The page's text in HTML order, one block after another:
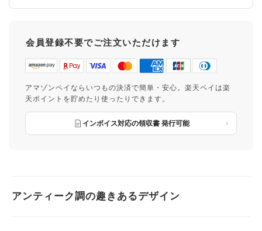
県
会員登録不要でご注文いただけます
アマゾンペイならいつもの決済で簡単・安心。楽天ペイは楽
天ポイントを貯めたり使ったりできます。
インボイス対応の領収書 発行可能
アンティーク調の趣きあるデザイン